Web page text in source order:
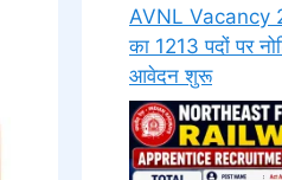
AVNL Vacancy
का 1213 पदों पर
आवेदन शुरू